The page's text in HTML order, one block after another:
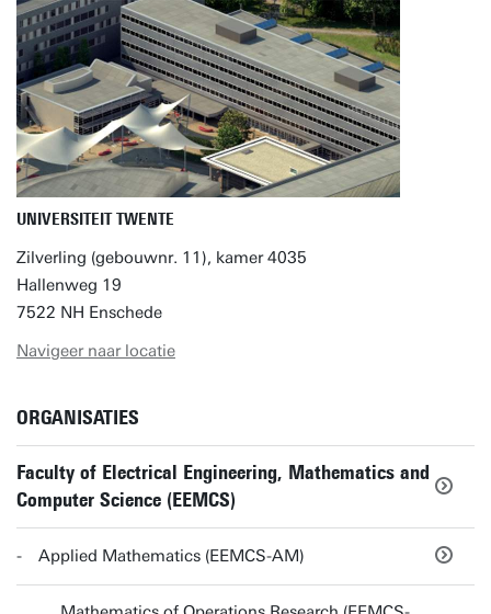
UNIVERSITEIT TWENTE
Zilverling (gebouwnr. 11), kamer 4035
Hallenweg 19
7522 NH Enschede
Navigeer naar locatie
ORGANISATIES
Faculty of Electrical Engineering, Mathematics and
Computer Science (EEMCS)
Applied Mathematics (EEMCS-AM)